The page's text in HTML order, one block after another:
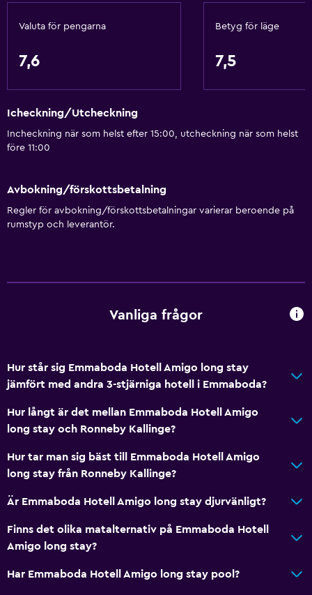
Papperskorgar
Utsikt över lugn gata
Tillgång till exekutiv lounge
Eldstad
Vardagsrum
Utsikt över trädgård
Heltäckningsmatta
Kakel/marmorgolv
Stadsutsikt
Förvaring
Tillgänglighet och lämplighet
Hela enheten ligger på bottenvåningen
tillkomma.
Nås via hiss
Valuta för pengarna
7,6
Betyg för läge
7,5
Icheckning/Utcheckning
Incheckning när som helst efter 15:00, utcheckning när som helst
före 11:00
Avbokning/förskottsbetalning
Regler för avbokning/förskottsbetalningar varierar beroende på
rumstyp och leverantör.
Vanliga frågor
Hur står sig Emmaboda Hotell Amigo long stay
jämfört med andra 3-stjärniga hotell i Emmaboda?
Hur långt är det mellan Emmaboda Hotell Amigo
long stay och Ronneby Kallinge?
Hur tar man sig bäst till Emmaboda Hotell Amigo
long stay från Ronneby Kallinge?
Är Emmaboda Hotell Amigo long stay djurvänligt?
Finns det olika matalternativ på Emmaboda Hotell
Amigo long stay?
Har Emmaboda Hotell Amigo long stay pool?